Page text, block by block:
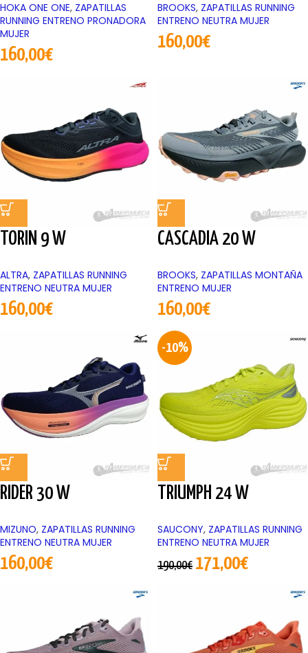
HOKA ONE ONE, ZAPATILLAS
RUNNING ENTRENO PRONADORA
MUJER
160,00€
BROOKS, ZAPATILLAS RUNNING
ENTRENO NEUTRA MUJER
160,00€
TORIN 9 W
ALTRA, ZAPATILLAS RUNNING
ENTRENO NEUTRA MUJER
160,00€
CASCADIA 20 W
BROOKS, ZAPATILLAS MONTAÑA
ENTRENO MUJER
160,00€
RIDER 30 W
MIZUNO, ZAPATILLAS RUNNING
ENTRENO NEUTRA MUJER
160,00€
-10%
TRIUMPH 24 W
SAUCONY, ZAPATILLAS RUNNING
ENTRENO NEUTRA MUJER
190,00€ 171,00€